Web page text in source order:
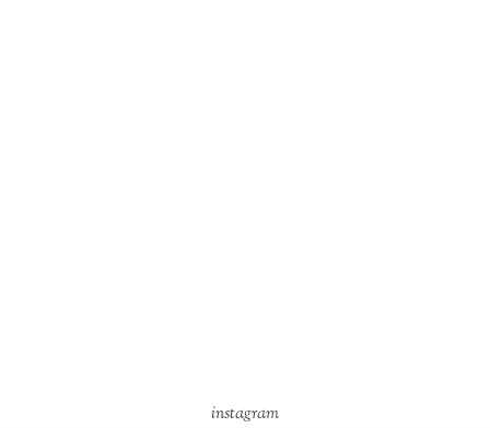
instagram